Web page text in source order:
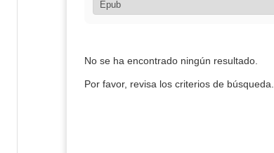
No se ha encontrado ningún resultado.
Por favor, revisa los criterios de búsqueda.